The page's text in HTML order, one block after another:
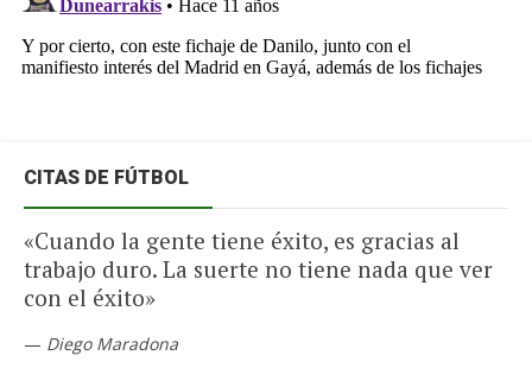
CITAS DE FÚTBOL
«Cuando la gente tiene éxito, es gracias al
trabajo duro. La suerte no tiene nada que ver
con el éxito»
— Diego Maradona